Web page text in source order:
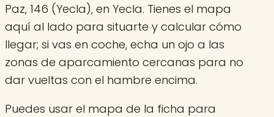
Paz, 146 (Yecla), en Yecla. Tienes el mapa
aquí al lado para situarte y calcular cómo
llegar; si vas en coche, echa un ojo a las
zonas de aparcamiento cercanas para no
dar vueltas con el hambre encima.
Puedes usar el mapa de la ficha para